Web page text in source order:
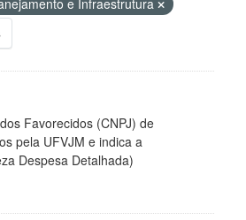
e Infraestrutura
Favorecidos (CNPJ) de
pela UFVJM e indica a
Despesa Detalhada)